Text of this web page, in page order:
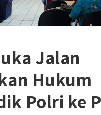
Jalan
Hukum
Polri ke